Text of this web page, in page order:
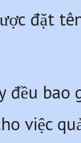
đặt
đều bao
việc